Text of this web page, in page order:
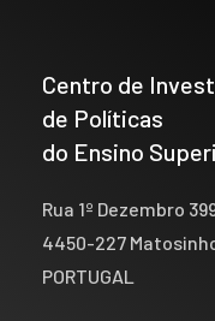
Centro de
de Políticas
do Ensino
Rua 1º Dezembro
4450-227
PORTUGAL